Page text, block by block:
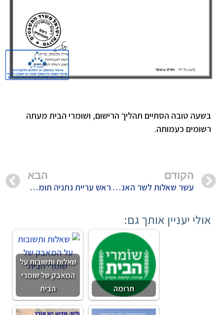
בשעה טובה הסתיים תהליך הרישום, ושומרי הבית מעתה
רשומים כעמותה.
הקודם
עשר שאלות לשר האנרגיה שטייניץ ומנכ"ל משרדו, אודי אדירי
הבא
ראש עריית נתניה תומכת בהרחקת האסדה מחוף דור ודורשת דיון מחודש בתוכנית הקמת אסדות הגז בחופי הארץ
אולי יעניין אותך גם:
שאלות ותשובות על
המאבק של שומרי
הבית
תרומה